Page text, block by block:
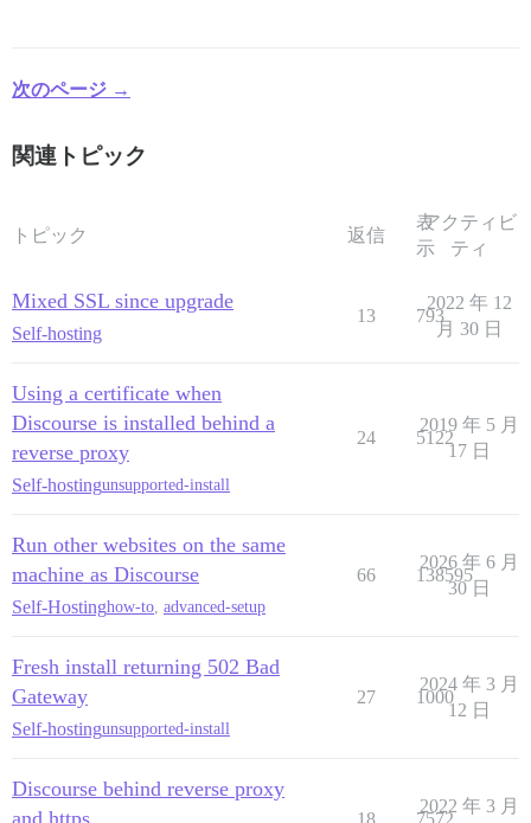
次のページ →
関連トピック
トピック 返信
表
示
アクティビ
ティ
Mixed SSL since upgrade
Self-hosting
13 793
2022 年 12
月 30 日
Using a certificate when
Discourse is installed behind a
reverse proxy
Self-hostingunsupported-install
24 5122
2019 年 5 月
17 日
Run other websites on the same
machine as Discourse
Self-Hostinghow-to, advanced-setup
66 138595
2026 年 6 月
30 日
Fresh install returning 502 Bad
Gateway
Self-hostingunsupported-install
27 1000
2024 年 3 月
12 日
Discourse behind reverse proxy
and https
18 7572
2022 年 3 月